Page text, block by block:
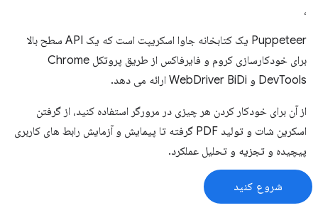
،
Puppeteer یک کتابخانه جاوا اسکریپت است که یک API سطح بالا
برای خودکارسازی کروم و فایرفاکس از طریق پروتکل Chrome
DevTools و WebDriver BiDi ارائه می دهد.
از آن برای خودکار کردن هر چیزی در مرورگر استفاده کنید، از گرفتن
اسکرین شات و تولید PDF گرفته تا پیمایش و آزمایش رابط های کاربری
پیچیده و تجزیه و تحلیل عملکرد.
شروع کنید